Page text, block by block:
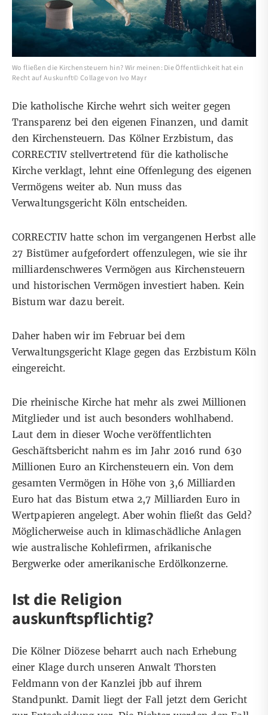
Wo fließen die Kirchensteuern hin? Wir meinen: Die Öffentlichkeit hat ein
Recht auf Auskunft© Collage von Ivo Mayr
Die katholische Kirche wehrt sich weiter gegen
Transparenz bei den eigenen Finanzen, und damit
den Kirchensteuern. Das Kölner Erzbistum, das
CORRECTIV stellvertretend für die katholische
Kirche verklagt, lehnt eine Offenlegung des eigenen
Vermögens weiter ab. Nun muss das
Verwaltungsgericht Köln entscheiden.
CORRECTIV hatte schon im vergangenen Herbst alle
27 Bistümer aufgefordert offenzulegen, wie sie ihr
milliardenschweres Vermögen aus Kirchensteuern
und historischen Vermögen investiert haben. Kein
Bistum war dazu bereit.
Daher haben wir im Februar bei dem
Verwaltungsgericht Klage gegen das Erzbistum Köln
eingereicht.
Die rheinische Kirche hat mehr als zwei Millionen
Mitglieder und ist auch besonders wohlhabend.
Laut dem in dieser Woche veröffentlichten
Geschäftsbericht nahm es im Jahr 2016 rund 630
Millionen Euro an Kirchensteuern ein. Von dem
gesamten Vermögen in Höhe von 3,6 Milliarden
Euro hat das Bistum etwa 2,7 Milliarden Euro in
Wertpapieren angelegt. Aber wohin fließt das Geld?
Möglicherweise auch in klimaschädliche Anlagen
wie australische Kohlefirmen, afrikanische
Bergwerke oder amerikanische Erdölkonzerne.
Ist die Religion
auskunftspflichtig?
Die Kölner Diözese beharrt auch nach Erhebung
einer Klage durch unseren Anwalt Thorsten
Feldmann von der Kanzlei jbb auf ihrem
Standpunkt. Damit liegt der Fall jetzt dem Gericht